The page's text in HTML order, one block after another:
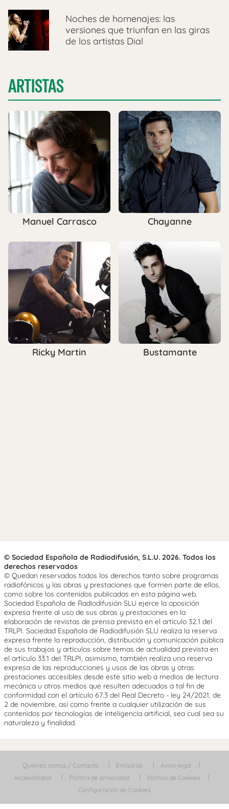
Noches de homenajes: las
versiones que triunfan en las giras
de los artistas Dial
ARTISTAS
Manuel Carrasco Chayanne
Ricky Martin Bustamante
© Sociedad Española de Radiodifusión, S.L.U. 2026. Todos los
derechos reservados
© Quedan reservados todos los derechos tanto sobre programas
radiofónicos y las obras y prestaciones que formen parte de ellos,
como sobre los contenidos publicados en esta página web.
Sociedad Española de Radiodifusión SLU ejerce la oposición
expresa frente al uso de sus obras y prestaciones en la
elaboración de revistas de prensa prevista en el artículo 32.1 del
TRLPI. Sociedad Española de Radiodifusión SLU realiza la reserva
expresa frente la reproducción, distribución y comunicación pública
de sus trabajos y artículos sobre temas de actualidad prevista en
el artículo 33.1 del TRLPI, asimismo, también realiza una reserva
expresa de las reproducciones y usos de las obras y otras
prestaciones accesibles desde este sitio web a medios de lectura
mecánica u otros medios que resulten adecuados a tal fin de
conformidad con el artículo 67.3 del Real Decreto - ley 24/2021, de
2 de noviembre, así como frente a cualquier utilización de sus
contenidos por tecnologías de inteligencia artificial, sea cual sea su
naturaleza y finalidad.
Quiénes somos / Contacta Emisoras
Aviso legal
Accesibilidad
Política de privacidad
Política de Cookies
Configuración de Cookies